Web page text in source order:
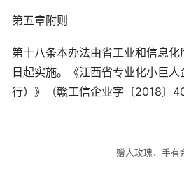
第五章附则
第十八条本办法由省工业和信息
日起实施。《江西省专业化小巨
行）》（赣工信企业字〔2018〕
赠人玫瑰，手有